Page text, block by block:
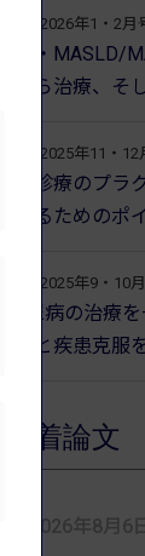
1号（2026年1・2月
満症・MASLD/
明から治療、
6号（2025年11・12
垂体診療のプ
応するためのポ
5号（2025年9・10月
糖尿病の治療
発展と疾患克
新着論文
2026年8月6日